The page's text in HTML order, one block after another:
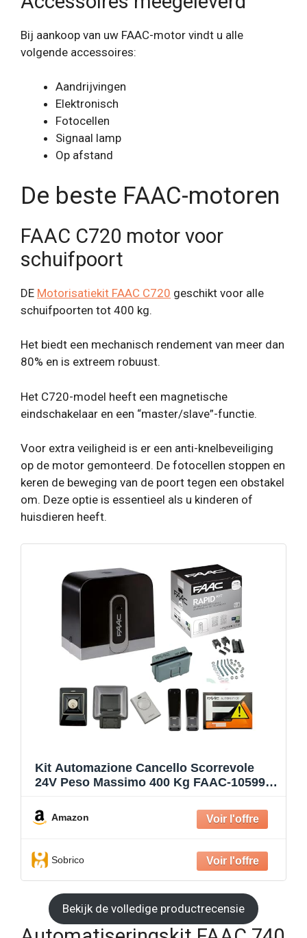
Bij aankoop van uw FAAC-motor vindt u alle
volgende accessoires:
Aandrijvingen
Elektronisch
Fotocellen
Signaal lamp
Op afstand
De beste FAAC-motoren
FAAC C720 motor voor
schuifpoort
DE Motorisatiekit FAAC C720 geschikt voor alle
schuifpoorten tot 400 kg.
Het biedt een mechanisch rendement van meer dan
80% en is extreem robuust.
Het C720-model heeft een magnetische
eindschakelaar en een “master/slave”-functie.
Voor extra veiligheid is er een anti-knelbeveiliging
op de motor gemonteerd. De fotocellen stoppen en
keren de beweging van de poort tegen een obstakel
om. Deze optie is essentieel als u kinderen of
huisdieren heeft.
Kit Automazione Cancello Scorrevole
24V Peso Massimo 400 Kg FAAC-1059995
Amazon
Sobrico
Bekijk de volledige productrecensie